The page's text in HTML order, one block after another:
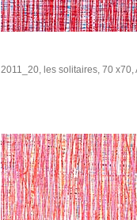
2011_20, les solitaires, 70